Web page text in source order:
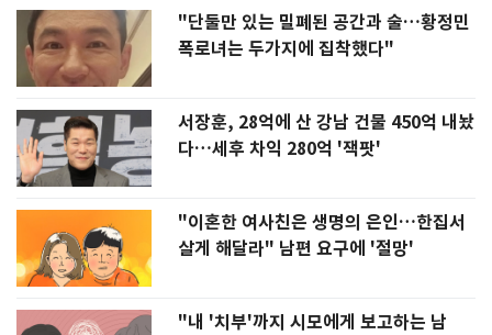
"단둘만 있는 밀폐된 공간과 술…황정민
폭로녀는 두가지에 집착했다"
서장훈, 28억에 산 강남 건물 450억 내놨
다…세후 차익 280억 '잭팟'
"이혼한 여사친은 생명의 은인…한집서
살게 해달라" 남편 요구에 '절망'
"내 '치부'까지 시모에게 보고하는 남